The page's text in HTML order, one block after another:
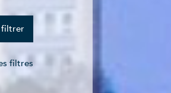
filtrer
filtres